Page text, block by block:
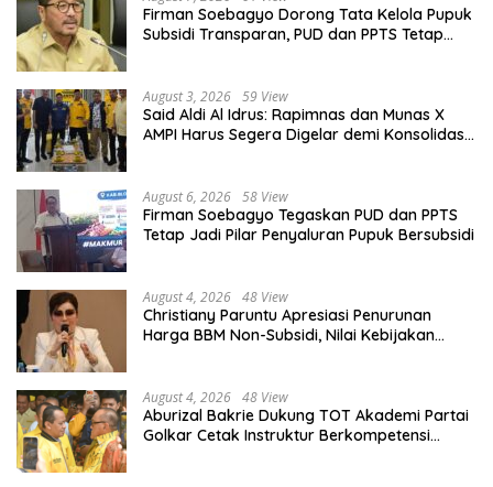
Firman Soebagyo Dorong Tata Kelola Pupuk
Subsidi Transparan, PUD dan PPTS Tetap
August 3, 2026 59 View
Said Aldi Al Idrus: Rapimnas dan Munas X
AMPI Harus Segera Digelar demi Konsolidasi
August 6, 2026 58 View
Firman Soebagyo Tegaskan PUD dan PPTS
Tetap Jadi Pilar Penyaluran Pupuk Bersubsidi
August 4, 2026 48 View
Christiany Paruntu Apresiasi Penurunan
Harga BBM Non-Subsidi, Nilai Kebijakan
August 4, 2026 48 View
Aburizal Bakrie Dukung TOT Akademi Partai
Golkar Cetak Instruktur Berkompetensi